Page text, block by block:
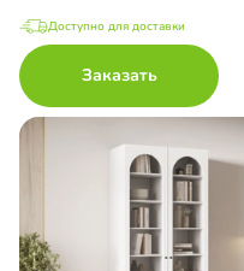
Доступно для доставки
Заказать